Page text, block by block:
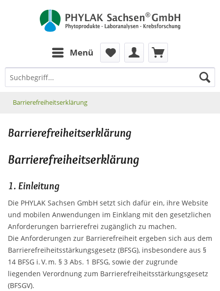
Menü
Barrierefreiheitserklärung
Barrierefreiheitserklärung
Barrierefreiheitserklärung
1. Einleitung
Die PHYLAK Sachsen GmbH setzt sich dafür ein, ihre Website
und mobilen Anwendungen im Einklang mit den gesetzlichen
Anforderungen barrierefrei zugänglich zu machen.
Die Anforderungen zur Barrierefreiheit ergeben sich aus dem
Barrierefreiheitsstärkungsgesetz (BFSG), insbesondere aus §
14 BFSG i. V. m. § 3 Abs. 1 BFSG, sowie der zugrunde
liegenden Verordnung zum Barrierefreiheitsstärkungsgesetz
(BFSGV).